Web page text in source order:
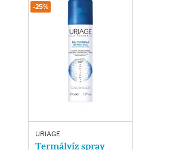
URIAGE
Termálvíz spray
-25%